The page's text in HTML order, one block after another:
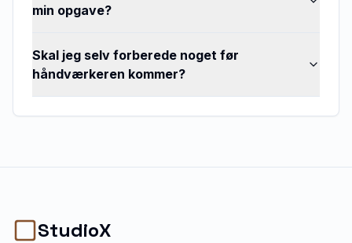
min opgave?
Skal jeg selv forberede noget før
håndværkeren kommer?
StudioX